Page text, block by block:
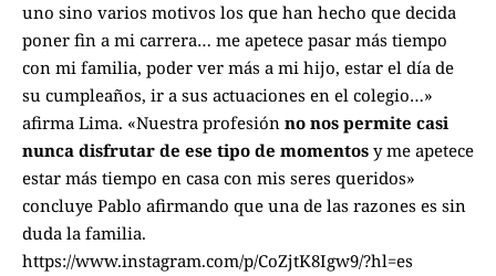
uno sino varios motivos los que han hecho que decida
poner fin a mi carrera… me apetece pasar más tiempo
con mi familia, poder ver más a mi hijo, estar el día de
su cumpleaños, ir a sus actuaciones en el colegio…»
afirma Lima. «Nuestra profesión no nos permite casi
nunca disfrutar de ese tipo de momentos y me apetece
estar más tiempo en casa con mis seres queridos»
concluye Pablo afirmando que una de las razones es sin
duda la familia.
https://www.instagram.com/p/CoZjtK8Igw9/?hl=es